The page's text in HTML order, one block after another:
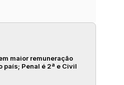
maior remuneração
país; Penal é 2ª e Civil